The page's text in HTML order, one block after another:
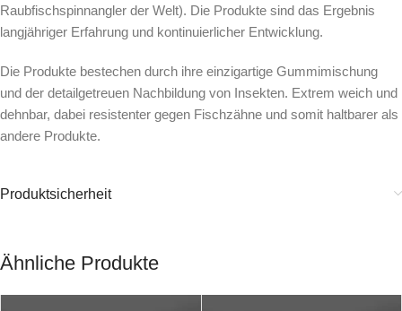
Raubfischspinnangler der Welt). Die Produkte sind das Ergebnis
langjähriger Erfahrung und kontinuierlicher Entwicklung.
Die Produkte bestechen durch ihre einzigartige Gummimischung
und der detailgetreuen Nachbildung von Insekten. Extrem weich und
dehnbar, dabei resistenter gegen Fischzähne und somit haltbarer als
andere Produkte.
Produktsicherheit
Ähnliche Produkte